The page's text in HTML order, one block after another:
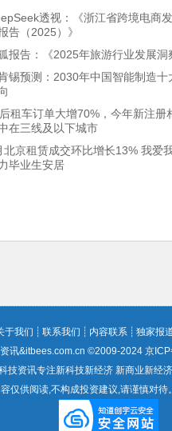
透视：《浙江省跨境电商
告（2025）》
报告：《2025年旅游行业发展洞
锡预测：2030年中国智能制造十
租车订单大增70%，今年新注册
在三线及以下城市
北京租赁成交环比增长13% 我爱
毕业生安居
于我们 ┊ 联系我们 ┊ 内容联系 ┊ 独家报
资讯&itbees.com.cn ©2009-2024 京
技资讯专注新科技新经济 新商业新经
仅供阅读,不构成投资建议,请谨慎对